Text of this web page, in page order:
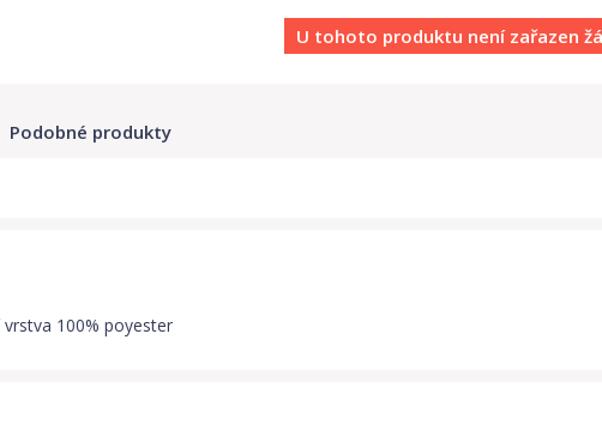
U tohoto produktu není zařazen
Podobné produkty
100% poyester